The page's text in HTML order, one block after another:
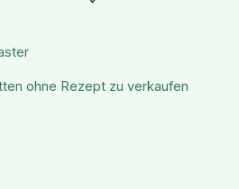
ohne Rezept zu verkaufen